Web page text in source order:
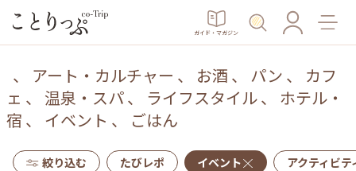
ガイド・マガジン
、 アート・カルチャー 、 お酒 、 パン 、 カフ
ェ 、 温泉・スパ、 ライフスタイル、 ホテル・
宿 、 イベント 、 ごはん
絞り込む たびレポ イベント アクティビテ